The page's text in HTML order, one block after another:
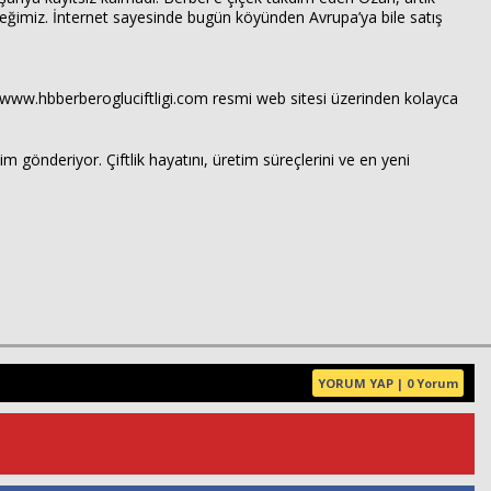
İnternet sayesinde bugün köyünden Avrupa’ya bile satış
resmi web sitesi üzerinden kolayca
gönderiyor. Çiftlik hayatını, üretim süreçlerini ve en yeni
YORUM YAP | 0 Yorum